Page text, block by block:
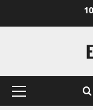
Основное